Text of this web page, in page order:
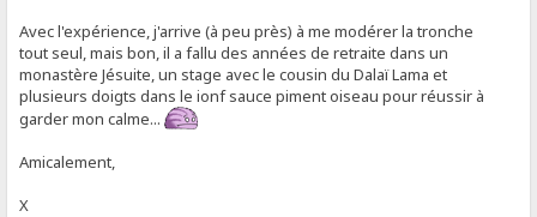
Avec l'expérience, j'arrive (à peu près) à me modérer la tronche
tout seul, mais bon, il a fallu des années de retraite dans un
monastère Jésuite, un stage avec le cousin du Dalaï Lama et
plusieurs doigts dans le ionf sauce piment oiseau pour réussir à
garder mon calme...
Amicalement,
X